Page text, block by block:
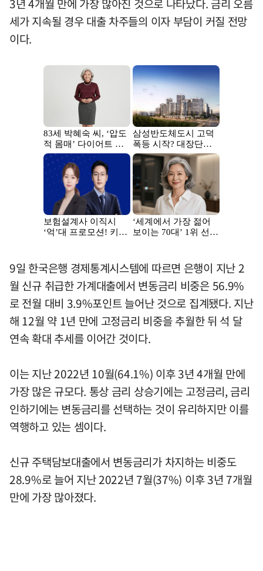
3년 4개월 만에 가장 많아진 것으로 나타났다. 금리 오름
세가 지속될 경우 대출 차주들의 이자 부담이 커질 전망
이다.
9일 한국은행 경제통계시스템에 따르면 은행이 지난 2
월 신규 취급한 가계대출에서 변동금리 비중은 56.9%
로 전월 대비 3.9%포인트 늘어난 것으로 집계됐다. 지난
해 12월 약 1년 만에 고정금리 비중을 추월한 뒤 석 달
연속 확대 추세를 이어간 것이다.
이는 지난 2022년 10월(64.1%) 이후 3년 4개월 만에
가장 많은 규모다. 통상 금리 상승기에는 고정금리, 금리
인하기에는 변동금리를 선택하는 것이 유리하지만 이를
역행하고 있는 셈이다.
신규 주택담보대출에서 변동금리가 차지하는 비중도
28.9%로 늘어 지난 2022년 7월(37%) 이후 3년 7개월
만에 가장 많아졌다.